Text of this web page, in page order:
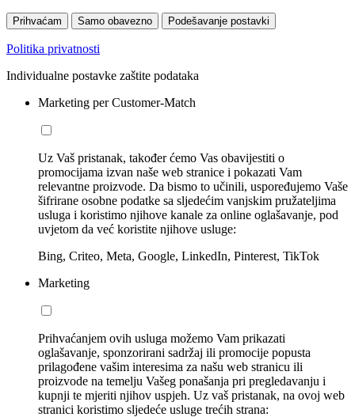
Prihvaćam Samo obavezno Podešavanje postavki
Politika privatnosti
Individualne postavke zaštite podataka
Marketing per Customer-Match
Uz Vaš pristanak, također ćemo Vas obavijestiti o
promocijama izvan naše web stranice i pokazati Vam
relevantne proizvode. Da bismo to učinili, uspoređujemo Vaše
šifrirane osobne podatke sa sljedećim vanjskim pružateljima
usluga i koristimo njihove kanale za online oglašavanje, pod
uvjetom da već koristite njihove usluge:
Bing, Criteo, Meta, Google, LinkedIn, Pinterest, TikTok
Marketing
Prihvaćanjem ovih usluga možemo Vam prikazati
oglašavanje, sponzorirani sadržaj ili promocije popusta
prilagođene vašim interesima za našu web stranicu ili
proizvode na temelju Vašeg ponašanja pri pregledavanju i
kupnji te mjeriti njihov uspjeh. Uz vaš pristanak, na ovoj web
stranici koristimo sljedeće usluge trećih strana: